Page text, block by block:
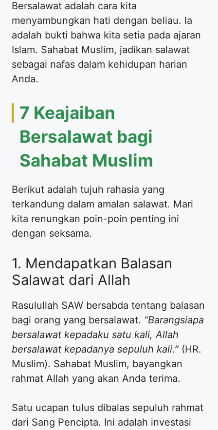
Bersalawat adalah cara kita
menyambungkan hati dengan beliau. Ia
adalah bukti bahwa kita setia pada ajaran
Islam. Sahabat Muslim, jadikan salawat
sebagai nafas dalam kehidupan harian
Anda.
7 Keajaiban
Bersalawat bagi
Sahabat Muslim
Berikut adalah tujuh rahasia yang
terkandung dalam amalan salawat. Mari
kita renungkan poin-poin penting ini
dengan seksama.
1. Mendapatkan Balasan
Salawat dari Allah
Rasulullah SAW bersabda tentang balasan
bagi orang yang bersalawat. “Barangsiapa
bersalawat kepadaku satu kali, Allah
bersalawat kepadanya sepuluh kali.” (HR.
Muslim). Sahabat Muslim, bayangkan
rahmat Allah yang akan Anda terima.
Satu ucapan tulus dibalas sepuluh rahmat
dari Sang Pencipta. Ini adalah investasi